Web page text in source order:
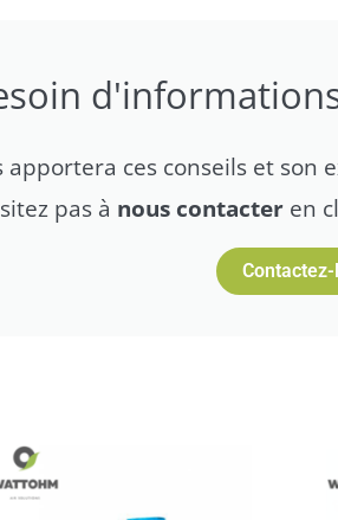
ces conseils et
pas à nous contacteren
Contactez-